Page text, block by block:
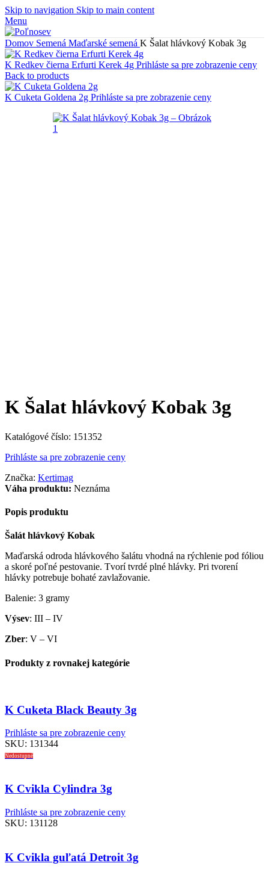
Skip to navigation Skip to main content
Menu
Domov Semená Maďarské semená K Šalat hlávkový Kobak 3g
K Redkev čierna Erfurti Kerek 4g Prihláste sa pre zobrazenie ceny
Back to products
K Cuketa Goldena 2g Prihláste sa pre zobrazenie ceny
K Šalat hlávkový Kobak 3g
Katalógové číslo: 151352
Prihláste sa pre zobrazenie ceny
Značka: Kertimag
Váha produktu: Neznáma
Popis produktu
Šalát hlávkový Kobak
Maďarská odroda hlávkového šalátu vhodná na rýchlenie pod fóliou
a skoré poľné pestovanie. Tvorí tvrdé plné hlávky. Pri tvorení
hlávky potrebuje bohaté zavlažovanie.
Balenie: 3 gramy
Výsev: III – IV
Zber: V – VI
Produkty z rovnakej kategórie
K Cuketa Black Beauty 3g
Prihláste sa pre zobrazenie ceny
SKU: 131344
Nedostupné
K Cvikla Cylindra 3g
Prihláste sa pre zobrazenie ceny
SKU: 131128
K Cvikla guľatá Detroit 3g